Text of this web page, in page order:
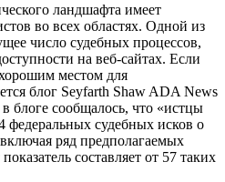
ландшафта имеет
во всех областях. Одной из
число судебных процессов,
на веб-сайтах. Если
местом для
блог Seyfarth Shaw ADA News
блоге сообщалось, что «истцы
судебных исков о
ряд предполагаемых
составляет от 57 таких